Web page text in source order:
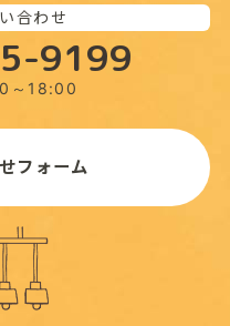
合わせ
9199
～18:00
フォーム